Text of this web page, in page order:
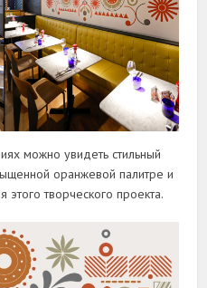
можно увидеть стильный
оранжевой палитре и
творческого проекта.